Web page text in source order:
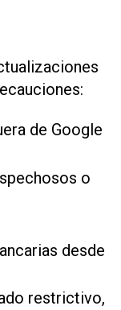
de Google
o
desde
restrictivo,